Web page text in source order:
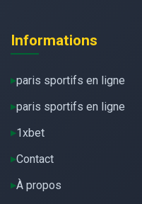
Informations
paris sportifs en ligne
paris sportifs en ligne
1xbet
Contact
À propos